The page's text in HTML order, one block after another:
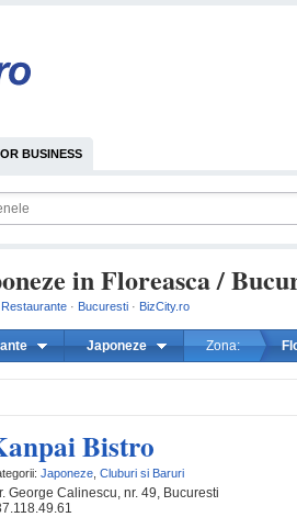
BUSINESS
in Floreasca /
Restaurante · Bucuresti · BizCity.ro
Japoneze Zona:
Bistro
Japoneze Cluburi si Baruri
George Calinescu, nr. 49, Bucuresti